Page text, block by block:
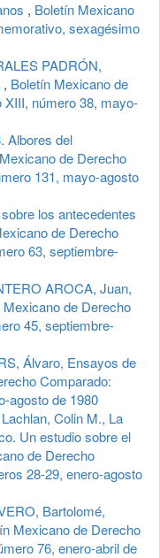
, Boletín Mexicano
sexagésimo
PADRÓN,
, Boletín Mexicano de
número 38, mayo-
Albores del
de Derecho
131, mayo-agosto
los antecedentes
de Derecho
63, septiembre-
AROCA, Juan,
Mexicano de Derecho
45, septiembre-
Álvaro, Ensayos de
Comparado:
agosto de 1980
Colin M., La
Un estudio sobre el
de Derecho
28-29, enero-agosto
Bartolomé,
Mexicano de Derecho
76, enero-abril de